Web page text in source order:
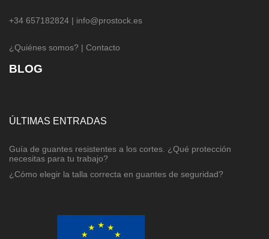
+34 657182824 | info@prostock.es
¿Quiénes somos? | Contacto
BLOG
ÚLTIMAS ENTRADAS
Guía de guantes resistentes a los cortes. ¿Qué protección
necesitas para tu trabajo?
¿Cómo elegir la talla correcta en guantes de seguridad?